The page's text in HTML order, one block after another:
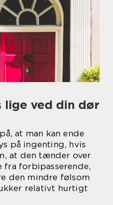
lige ved din dør
at man kan ende
på ingenting, hvis
at den tænder over
forbipasserende,
den mindre følsom
relativt hurtigt